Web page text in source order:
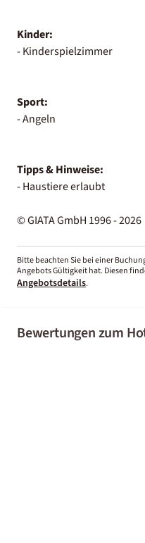
Kinder:
- Kinderspielzimmer
Sport:
- Angeln
Tipps & Hinweise:
- Haustiere erlaubt
© GIATA GmbH 1996 - 2026
Bitte beachten Sie bei einer
Angebots Gültigkeit hat. Diesen
Angebotsdetails.
Bewertungen zum